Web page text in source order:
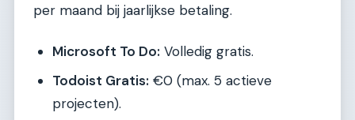
per maand bij jaarlijkse betaling.
Microsoft To Do: Volledig gratis.
Todoist Gratis: €0 (max. 5 actieve
projecten).